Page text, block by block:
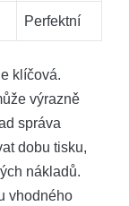
Perfektní
klíčová.
výrazně‌
správa
dobu tisku,‌
nákladů.
vhodného